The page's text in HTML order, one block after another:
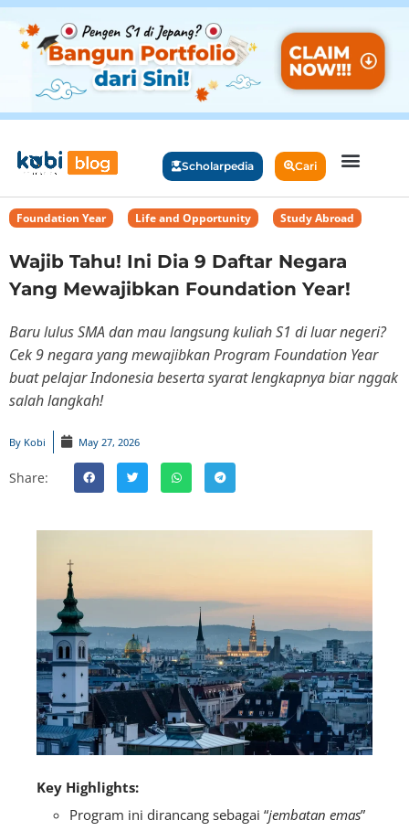
Scholarpedia Cari
Foundation Year Life and Opportunity Study Abroad
Wajib Tahu! Ini Dia 9 Daftar Negara
Yang Mewajibkan Foundation Year!
Baru lulus SMA dan mau langsung kuliah S1 di luar negeri?
Cek 9 negara yang mewajibkan Program Foundation Year
buat pelajar Indonesia beserta syarat lengkapnya biar nggak
salah langkah!
By Kobi May 27, 2026
Share:
Key Highlights:
Program ini dirancang sebagai “jembatan emas”